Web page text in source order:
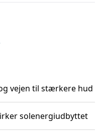
vejen til stærkere hud
solenergiudbyttet